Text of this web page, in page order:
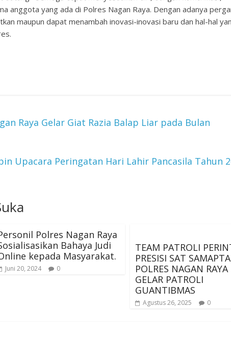
anggota yang ada di Polres Nagan Raya. Dengan adanya
maupun dapat menambah inovasi-inovasi baru dan hal-hal
Raya Gelar Giat Razia Balap Liar pada Bulan
Upacara Peringatan Hari Lahir Pancasila Tahun
Polres Nagan Raya
Bahaya Judi
kepada Masyarakat.
Juni 20, 2024 0
TEAM PATROLI
PRESISI SAT SAMAPTA
POLRES NAGAN RAYA
GELAR PATROLI
GUANTIBMAS
Agustus 26, 2025 0